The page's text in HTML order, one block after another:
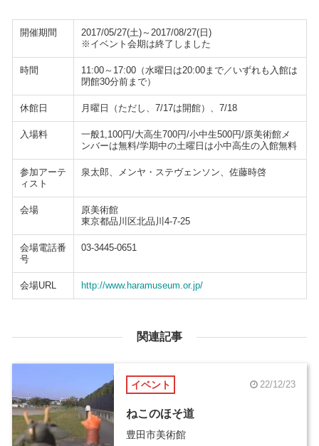
開催期間
2017/05/27(土)～2017/08/27(日)
※イベント会期は終了しました
時間
11:00～17:00（水曜日は20:00まで／いずれも入館は
閉館30分前まで）
休館日 月曜日（ただし、7/17は開館）、7/18
入場料
一般1,100円/大高生700円/小中生500円/原美術館メ
ンバーは無料/学期中の土曜日は小中高生の入館無料
参加アーテ
ィスト
泉太郎、メンヤ・ステヴェンソン、佐藤時啓
会場
原美術館
東京都品川区北品川4-7-25
会場電話番
号
03-3445-0651
会場URL http://www.haramuseum.or.jp/
関連記事
イベント 22/12/23
ねこのほそ道
豊田市美術館